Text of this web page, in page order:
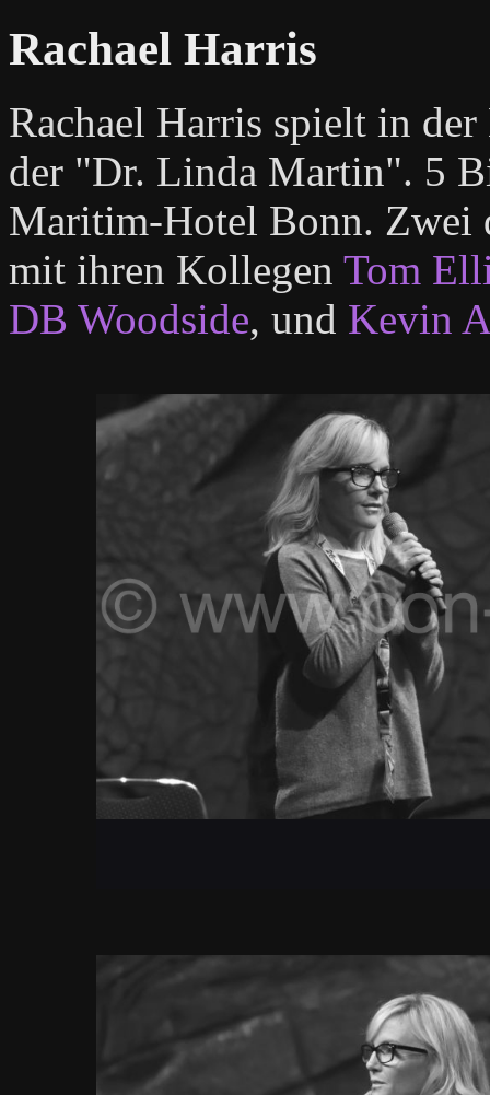
Rachael Harris
Rachael Harris spielt in
der "Dr. Linda Martin". 5
Maritim-Hotel Bonn. Zwei
mit ihren Kollegen Tom
DB Woodside, und Kevin